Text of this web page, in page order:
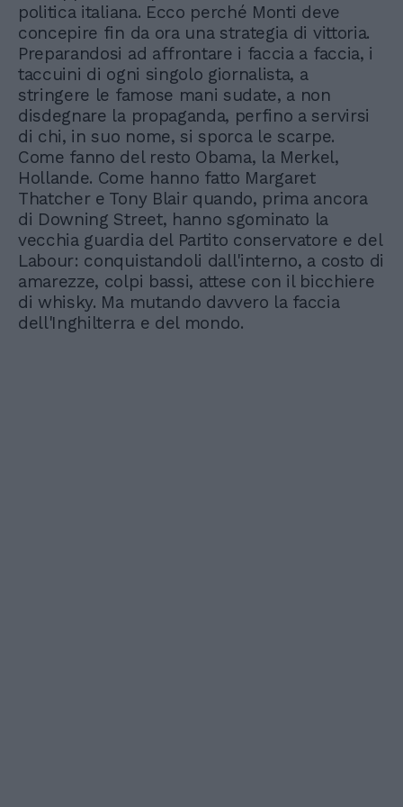
politica italiana. Ecco perché Monti deve
concepire fin da ora una strategia di vittoria.
Preparandosi ad affrontare i faccia a faccia, i
taccuini di ogni singolo giornalista, a
stringere le famose mani sudate, a non
disdegnare la propaganda, perfino a servirsi
di chi, in suo nome, si sporca le scarpe.
Come fanno del resto Obama, la Merkel,
Hollande. Come hanno fatto Margaret
Thatcher e Tony Blair quando, prima ancora
di Downing Street, hanno sgominato la
vecchia guardia del Partito conservatore e del
Labour: conquistandoli dall'interno, a costo di
amarezze, colpi bassi, attese con il bicchiere
di whisky. Ma mutando davvero la faccia
dell'Inghilterra e del mondo.